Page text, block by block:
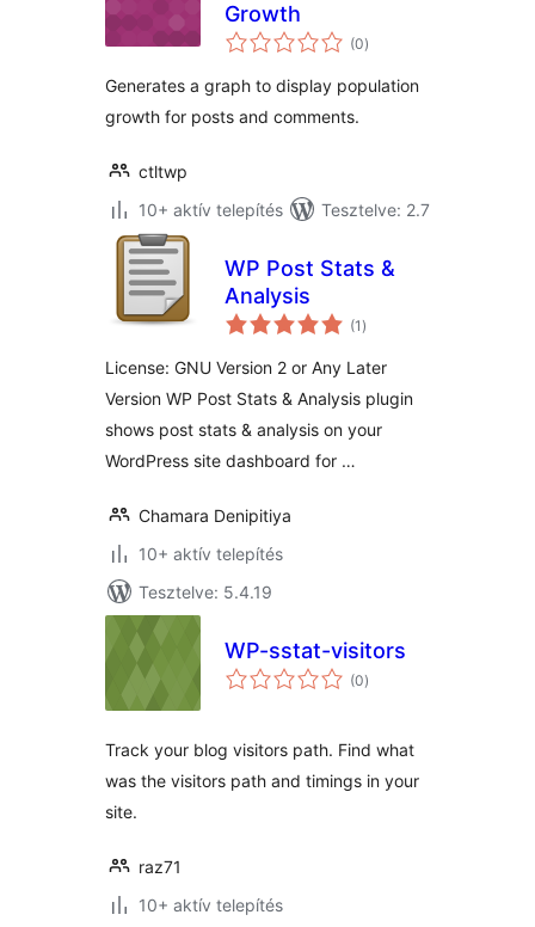
Growth
(0értékelés
összesen
)
Generates a graph to display population
growth for posts and comments.
ctltwp
10+ aktív telepítés
Tesztelve: 2.7
WP Post Stats &
Analysis
(1 értékelés
összesen
)
License: GNU Version 2 or Any Later
Version WP Post Stats & Analysis plugin
shows post stats & analysis on your
WordPress site dashboard for …
Chamara Denipitiya
10+ aktív telepítés
Tesztelve: 5.4.19
WP-sstat-visitors
(0értékelés
összesen
)
Track your blog visitors path. Find what
was the visitors path and timings in your
site.
raz71
10+ aktív telepítés